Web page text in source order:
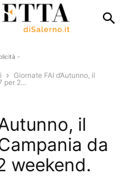
-
Giornate FAI d’Autunno, il
per 2...
il
da
weekend.